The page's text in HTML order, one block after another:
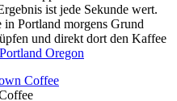
ist jede Sekunde wert.
Portland morgens Grund
und direkt dort den Kaffee